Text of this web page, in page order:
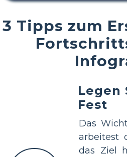
3 Tipps zum
Legen
Fest
Das
arbeitest
das Ziel